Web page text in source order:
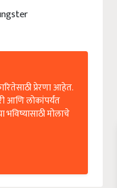
प्रेरणा आहेत.
आणि लोकांपर्यंत
मोलाचे